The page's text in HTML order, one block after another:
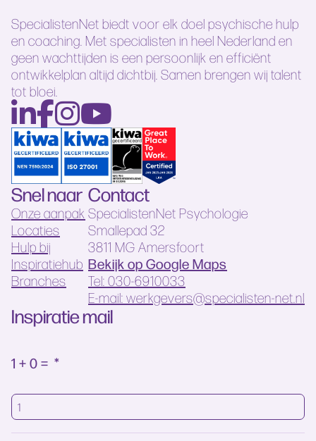
SpecialistenNet biedt voor elk doel psychische hulp
en coaching. Met specialisten in heel Nederland en
geen wachttijden is een persoonlijk en efficiënt
ontwikkelplan altijd dichtbij. Samen brengen wij talent
tot bloei.
Snel naar
Onze aanpak
Locaties
Hulp bij
Inspiratiehub
Branches
Contact
SpecialistenNet Psychologie
Smallepad 32
3811 MG Amersfoort
Bekijk op Google Maps
Tel: 030-6910033
E-mail: werkgevers@specialisten-net.nl
Inspiratie mail
1 + 0 = *